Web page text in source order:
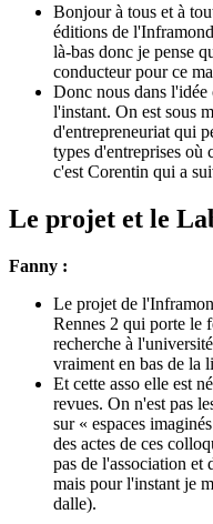
Bonjour à tous et à
éditions de
là-bas donc je pense
conducteur pour ce
Donc nous dans
l'instant. On est sous
d'entrepreneuriat qui
types d'entreprises où
c'est Corentin qui a
Le projet et le
Fanny :
Le projet de
Rennes 2 qui porte le
recherche à
vraiment en bas de la
Et cette asso elle est
revues. On n'est pas
sur « espaces
des actes de ces
pas de l'association et
mais pour l'instant je
dalle).